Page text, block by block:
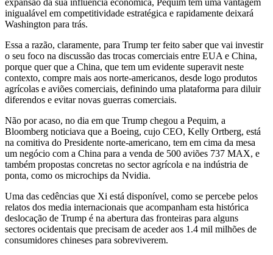
expansão da sua influência económica, Pequim tem uma vantagem
inigualável em competitividade estratégica e rapidamente deixará
Washington para trás.
Essa a razão, claramente, para Trump ter feito saber que vai investir
o seu foco na discussão das trocas comerciais entre EUA e China,
porque quer que a China, que tem um evidente superavit neste
contexto, compre mais aos norte-americanos, desde logo produtos
agrícolas e aviões comerciais, definindo uma plataforma para diluir
diferendos e evitar novas guerras comerciais.
Não por acaso, no dia em que Trump chegou a Pequim, a
Bloomberg noticiava que a Boeing, cujo CEO, Kelly Ortberg, está
na comitiva do Presidente norte-americano, tem em cima da mesa
um negócio com a China para a venda de 500 aviões 737 MAX, e
também propostas concretas no sector agrícola e na indústria de
ponta, como os microchips da Nvidia.
Uma das cedências que Xi está disponível, como se percebe pelos
relatos dos media internacionais que acompanham esta histórica
deslocação de Trump é na abertura das fronteiras para alguns
sectores ocidentais que precisam de aceder aos 1.4 mil milhões de
consumidores chineses para sobreviverem.